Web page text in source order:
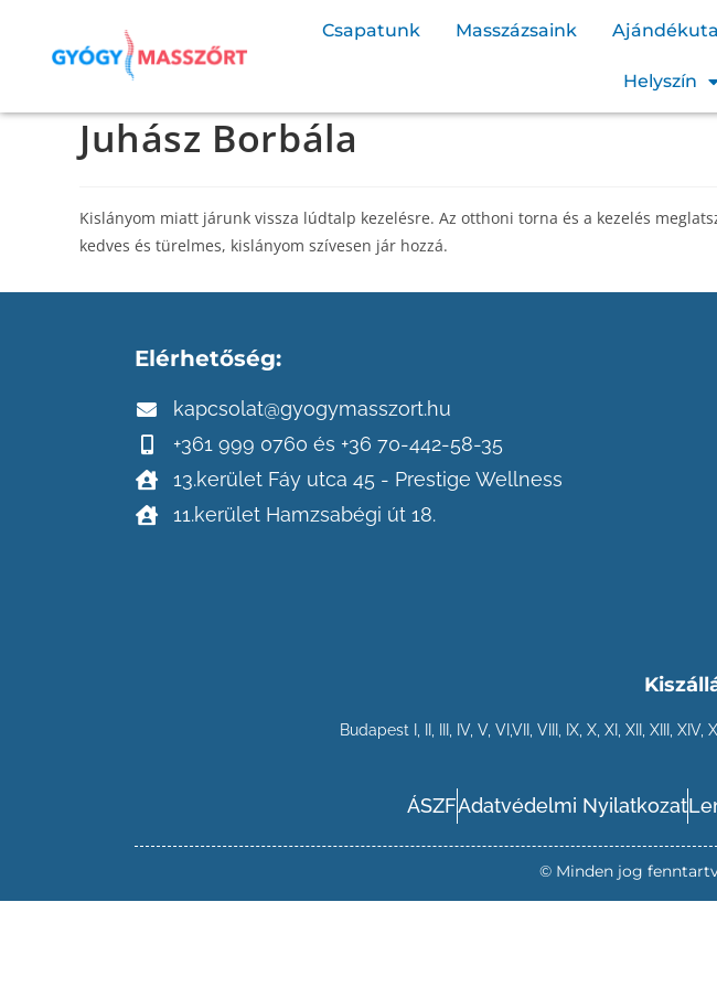
Csapatunk Masszázsaink
Helyszín
Juhász Borbála
Kislányom miatt járunk vissza lúdtalp kezelésre. Az otthoni torna és a kezelés
kedves és türelmes, kislányom szívesen jár hozzá.
Elérhetőség:
kapcsolat@gyogymasszort.hu
+361 999 0760 és +36 70-442-58-35
13.kerület Fáy utca 45 - Prestige Wellness
11.kerület Hamzsabégi út 18.
Budapest IV, V, VI ,VII, VIII IX X XI XII XIII XIV,
ÁSZFAdatvédelmi Nyilatkozat
© Minden jog